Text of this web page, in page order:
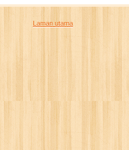
Laman utama